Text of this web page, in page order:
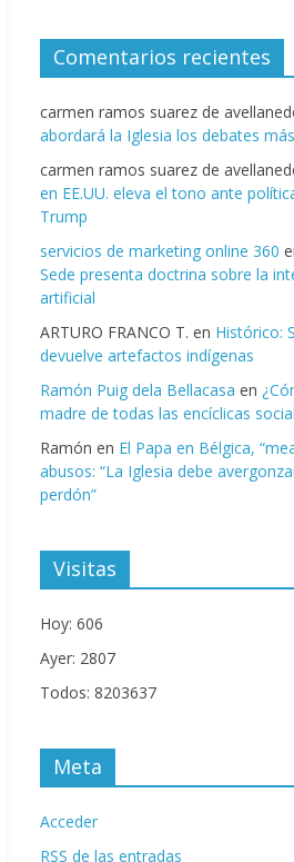
Comentarios recientes
carmen ramos suarez de
abordará la Iglesia los debates
carmen ramos suarez de
en EE.UU. eleva el tono ante
Trump
servicios de marketing online 360
Sede presenta doctrina sobre la
artificial
ARTURO FRANCO T. en Histórico:
devuelve artefactos indígenas
Ramón Puig dela Bellacasa en
madre de todas las encíclicas
Ramón en El Papa en Bélgica,
abusos: “La Iglesia debe
perdón”
Visitas
Hoy: 606
Ayer: 2807
Todos: 8203637
Meta
Acceder
RSS de las entradas